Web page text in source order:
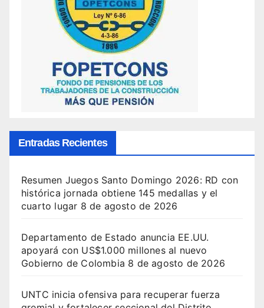
Entradas Recientes
Resumen Juegos Santo Domingo 2026: RD con
histórica jornada obtiene 145 medallas y el
cuarto lugar 8 de agosto de 2026
Departamento de Estado anuncia EE.UU.
apoyará con US$1.000 millones al nuevo
Gobierno de Colombia 8 de agosto de 2026
UNTC inicia ofensiva para recuperar fuerza